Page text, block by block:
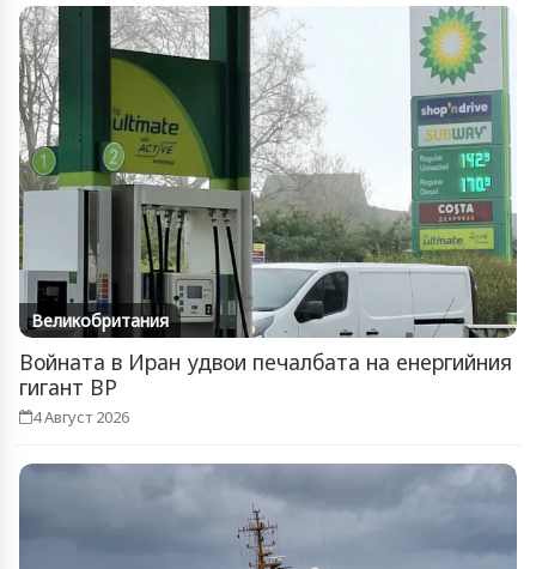
Великобритания
Войната в Иран удвои печалбата на енергийния
гигант BP
4 Август 2026